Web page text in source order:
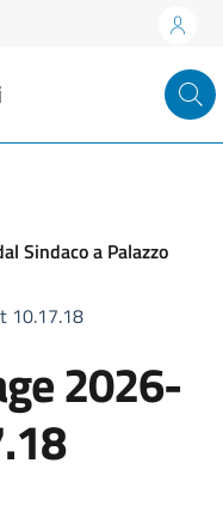
Sindaco a Palazzo
10.17.18
2026-